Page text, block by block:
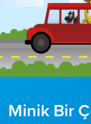
Minik Bir